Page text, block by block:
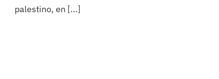
palestino, en [...]